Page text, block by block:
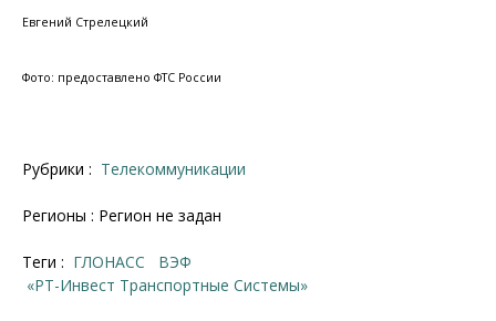
Евгений Стрелецкий
Фото: предоставлено ФТС России
Рубрики : Телекоммуникации
Регионы : Регион не задан
Теги : ГЛОНАСС
ВЭФ
«РТ-Инвест Транспортные Системы»